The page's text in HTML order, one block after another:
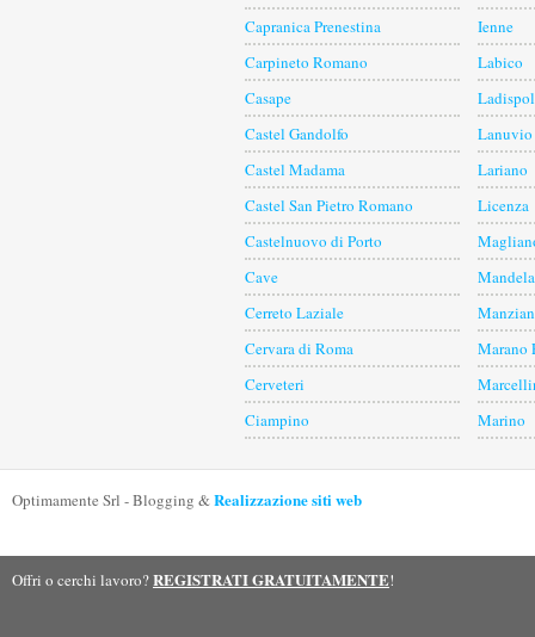
Capranica Prenestina
Carpineto Romano
Casape
Castel Gandolfo
Castel Madama
Castel San Pietro Romano
Castelnuovo di Porto
Cave
Cerreto Laziale
Cervara di Roma
Cerveteri
Ciampino
Ienne
Labico
Lanuvio
Lariano
Licenza
Mandela
Marano
Marino
Optimamente Srl - Blogging &Realizzazione siti web
Offri o cerchi lavoro?REGISTRATI GRATUITAMENTE!